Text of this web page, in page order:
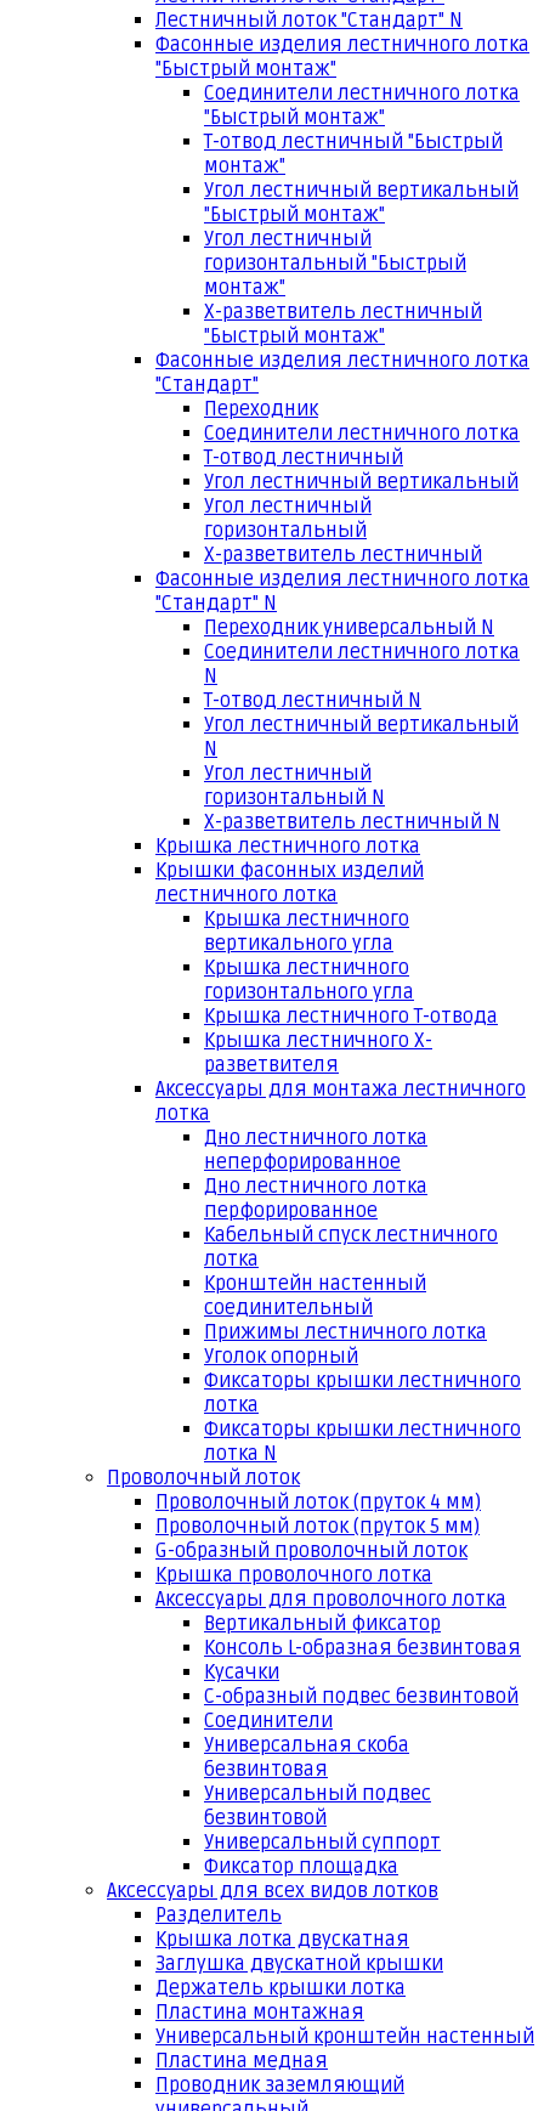
Лестничный лоток "Стандарт" N
Фасонные изделия лестничного лотка
"Быстрый монтаж"
Соединители лестничного лотка
"Быстрый монтаж"
Т-отвод лестничный "Быстрый
монтаж"
Угол лестничный вертикальный
"Быстрый монтаж"
Угол лестничный
горизонтальный "Быстрый
монтаж"
Х-разветвитель лестничный
"Быстрый монтаж"
Фасонные изделия лестничного лотка
"Стандарт"
Переходник
Соединители лестничного лотка
Т-отвод лестничный
Угол лестничный вертикальный
Угол лестничный
горизонтальный
Х-разветвитель лестничный
Фасонные изделия лестничного лотка
"Стандарт" N
Переходник универсальный N
Соединители лестничного лотка
N
Т-отвод лестничный N
Угол лестничный вертикальный
N
Угол лестничный
горизонтальный N
Х-разветвитель лестничный N
Крышка лестничного лотка
Крышки фасонных изделий
лестничного лотка
Крышка лестничного
вертикального угла
Крышка лестничного
горизонтального угла
Крышка лестничного Т-отвода
Крышка лестничного Х-
разветвителя
Аксессуары для монтажа лестничного
лотка
Дно лестничного лотка
неперфорированное
Дно лестничного лотка
перфорированное
Кабельный спуск лестничного
лотка
Кронштейн настенный
соединительный
Прижимы лестничного лотка
Уголок опорный
Фиксаторы крышки лестничного
лотка
Фиксаторы крышки лестничного
лотка N
Проволочный лоток
Проволочный лоток (пруток 4 мм)
Проволочный лоток (пруток 5 мм)
G-образный проволочный лоток
Крышка проволочного лотка
Аксессуары для проволочного лотка
Вертикальный фиксатор
Консоль L-образная безвинтовая
Кусачки
С-образный подвес безвинтовой
Соединители
Универсальная скоба
безвинтовая
Универсальный подвес
безвинтовой
Универсальный суппорт
Фиксатор площадка
Аксессуары для всех видов лотков
Разделитель
Крышка лотка двускатная
Заглушка двускатной крышки
Держатель крышки лотка
Пластина монтажная
Универсальный кронштейн настенный
Пластина медная
Проводник заземляющий